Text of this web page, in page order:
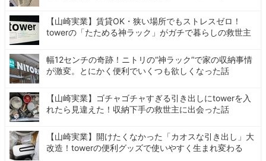
【山崎実業】賃貸OK・狭い場所でもストレスゼロ！
towerの「たためる神ラック」がガチで暮らしの救世主
幅12センチの奇跡！ニトリの“神ラック”で家の収納事情
が激変。とにかく便利でいくつも欲しくなった話
【山崎実業】ゴチャゴチャすぎる引き出しにtowerを入
れたら見違えた！収納下手の救世主に出会った話
【山崎実業】開けたくなかった「カオスな引き出し」大
改造！towerの便利グッズで使いやすく生まれ変わる